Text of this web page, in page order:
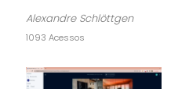
Alexandre Schlöttgen
1093 Acessos